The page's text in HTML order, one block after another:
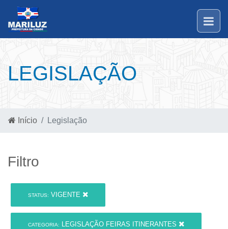
LEGISLAÇÃO
Início Legislação
Filtro
STATUS: VIGENTE
CATEGORIA: LEGISLAÇÃO FEIRAS ITINERANTES